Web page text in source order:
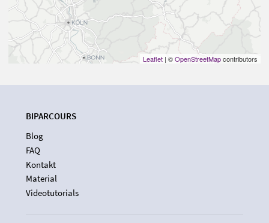
Leaflet | ©OpenStreetMapcontributors
BIPARCOURS
Blog
FAQ
Kontakt
Material
Videotutorials